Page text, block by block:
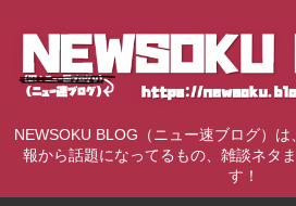
NEWSOKU BLOG（ニュー速ブログ）
報から話題になってるもの、雑談ネタ
す！